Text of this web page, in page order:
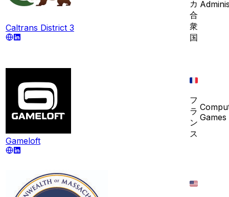
Caltrans District 3
カ
合
衆
国
Gameloft
フ
ラ
ン
ス
Games